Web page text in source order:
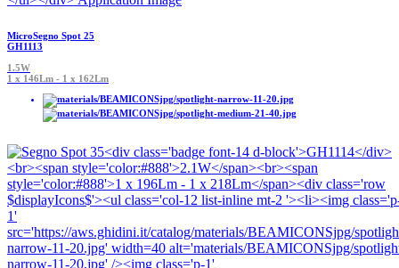
MicroSegno Spot 25
GH1113
1.5W
1 x 146Lm - 1 x 162Lm